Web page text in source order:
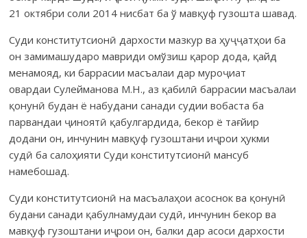
21 ок­т­яб­ри соли 2014 нисбат ба ў мавқуф гузошта шавад.
Суди конститутсионӣ дархости мазкур ва ҳуҷҷатҳои ба
он зами­машу­даро мавриди омўзиш қарор дода, қайд
менамояд, ки баррасии масъалаи дар муроҷиат
овардаи Сулейманова М.Н., аз қабилӣ баррасии масъалаи
қонунӣ будан ё набудани санади судии вобаста ба
парвандаи ҷиноятӣ қабулгардида, бекор ё тағйир
додани он, инчунин мавқуф гузоштани иҷрои ҳукми
судӣ ба салоҳияти Суди конститутсионӣ мансуб
намебошад.
Суди конститутсионӣ на масъалаҳои асоснок ва қонунӣ
будани санади қабулнамудаи судӣ, инчунин бекор ва
мавқуф гузоштани иҷрои он, балки дар асоси дархости